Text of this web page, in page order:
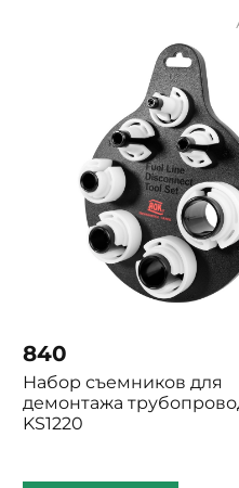
840
Набор съемников для
демонтажа
KS1220